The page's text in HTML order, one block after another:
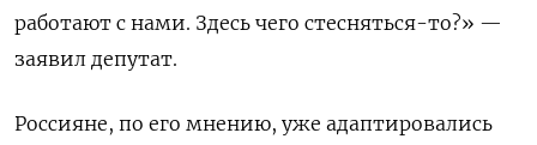
работают с нами. Здесь чего стесняться-то?» —
заявил депутат.
Россияне, по его мнению, уже адаптировались